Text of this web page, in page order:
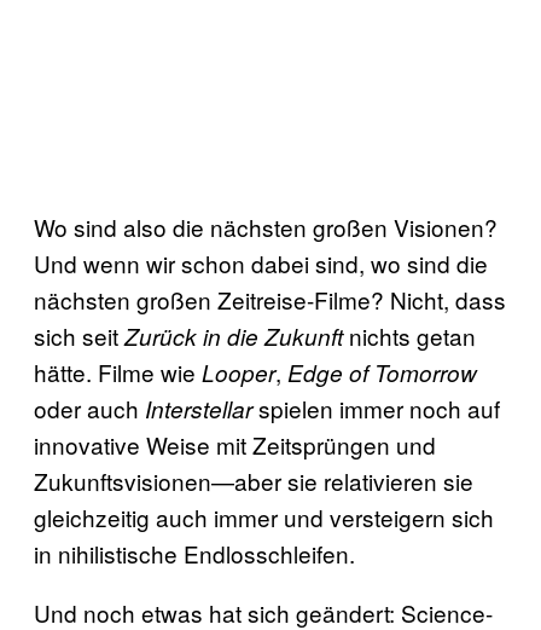
Wo sind also die nächsten großen Visionen?
Und wenn wir schon dabei sind, wo sind die
nächsten großen Zeitreise-Filme? Nicht, dass
sich seitZurück in die Zukunftnichts getan
hätte. Filme wie Looper, Edge of Tomorrow
oder auch Interstellarspielen immer noch auf
innovative Weise mit Zeitsprüngen und
Zukunftsvisionen—aber sie relativieren sie
gleichzeitig auch immer und versteigern sich
in nihilistische Endlosschleifen.
Und noch etwas hat sich geändert: Science-